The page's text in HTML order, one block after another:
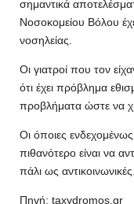
σημαντικά
Νοσοκομείου Βόλου
νοσηλείας.
Οι γιατροί που τον
ότι έχει πρόβλημα
προβλήματα ώστε να
Οι όποιες
πιθανότερο είναι να
πάλι ως αντικοινωνικές.
Πηγή: taxydromos.gr